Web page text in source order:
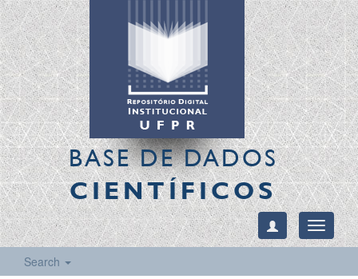
BASE DE DADOS
CIENTÍFICOS
Toggle
Search